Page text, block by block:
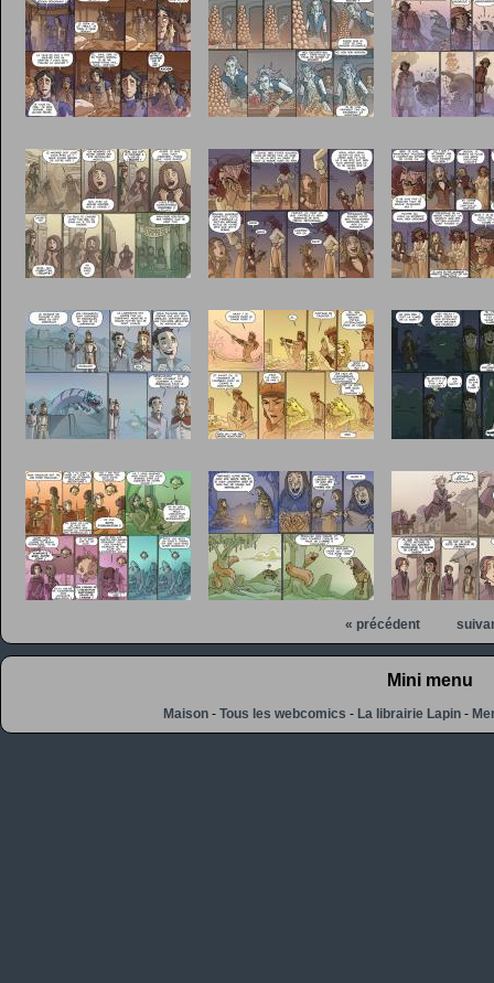
« précédent
Mini menu
Maison -Tous les webcomics -La librairie Lapin -